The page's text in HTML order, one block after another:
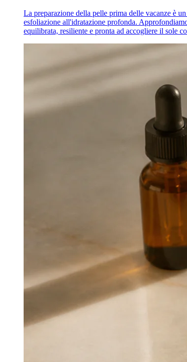
La preparazione della pelle prima delle vacanze è
esfoliazione all'idratazione profonda.
equilibrata, resiliente e pronta ad accogliere il sole